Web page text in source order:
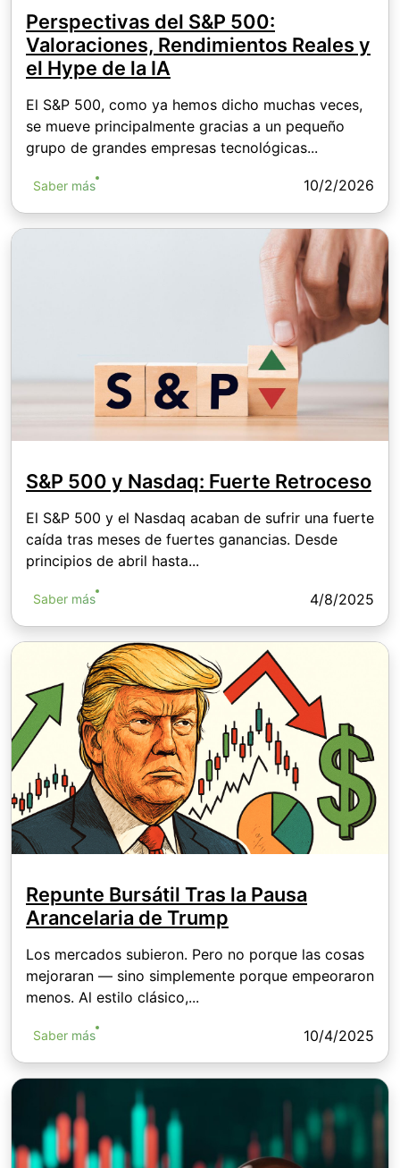
Perspectivas del S&P 500:
Valoraciones, Rendimientos Reales y
el Hype de la IA
El S&P 500, como ya hemos dicho muchas veces,
se mueve principalmente gracias a un pequeño
grupo de grandes empresas tecnológicas...
Saber más 10/2/2026
S&P 500 y Nasdaq: Fuerte Retroceso
El S&P 500 y el Nasdaq acaban de sufrir una fuerte
caída tras meses de fuertes ganancias. Desde
principios de abril hasta...
Saber más 4/8/2025
Repunte Bursátil Tras la Pausa
Arancelaria de Trump
Los mercados subieron. Pero no porque las cosas
mejoraran — sino simplemente porque empeoraron
menos. Al estilo clásico,...
Saber más 10/4/2025